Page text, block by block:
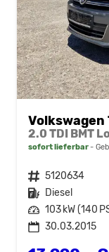
Volkswagen
2.0 TDI BMT
sofort lieferbar
Fahrzeugnr. 5120634
Kraftstoff Diesel
Leistung 103 kW (140
30.03.2015